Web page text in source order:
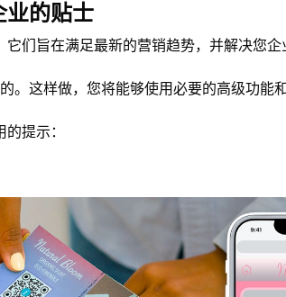
业的贴士
们旨在满足最新的营销趋势，并解决您企
。这样做，您将能够使用必要的高级功能
提示：